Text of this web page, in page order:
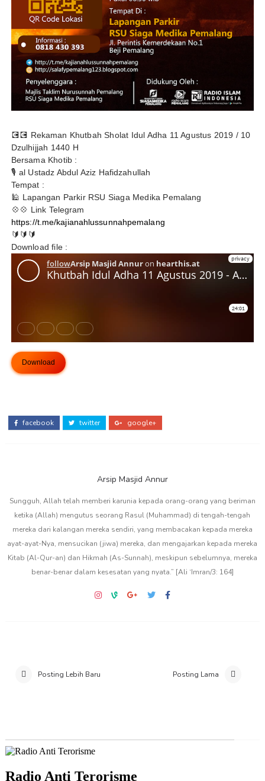
💽💽 Rekaman Khutbah Sholat Idul Adha 11 Agustus 2019 / 10
Dzulhijjah 1440 H
Bersama Khotib :
🎙 al Ustadz Abdul Aziz Hafidzahullah
Tempat :
🕌 Lapangan Parkir RSU Siaga Medika Pemalang
💠💠 Link Telegram
https://t.me/kajianahlussunnahpemalang
🔰🔰🔰
Download file :
Download
facebook twitter google+
Arsip Masjid Annur
Sungguh, Allah telah memberi karunia kepada orang-orang yang beriman
ketika (Allah) mengutus seorang Rasul (Muhammad) di tengah-tengah
mereka dari kalangan mereka sendiri, yang membacakan kepada mereka
ayat-ayat-Nya, mensucikan (jiwa) mereka, dan mengajarkan kepada mereka
Kitab (Al-Qur-an) dan Hikmah (As-Sunnah), meskipun sebelumnya, mereka
benar-benar dalam kesesatan yang nyata.” [Ali ‘Imran/3: 164]
Posting Lebih Baru Posting Lama